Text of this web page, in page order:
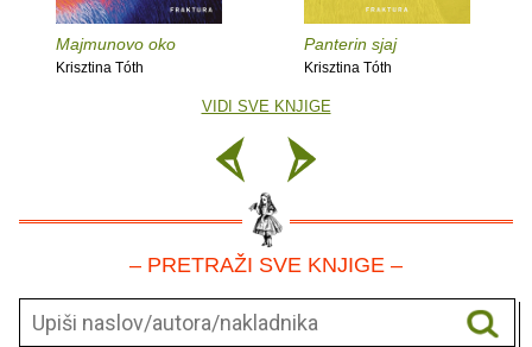
Majmunovo oko
Krisztina Tóth
Panterin sjaj
Krisztina Tóth
VIDI SVE KNJIGE
– PRETRAŽI SVE KNJIGE –